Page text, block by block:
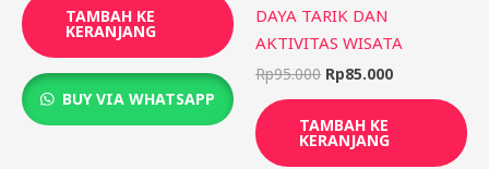
TAMBAH KE
KERANJANG
BUY VIA WHATSAPP
DAYA TARIK DAN
AKTIVITAS WISATA
Rp95.000 Rp85.000
TAMBAH KE
KERANJANG